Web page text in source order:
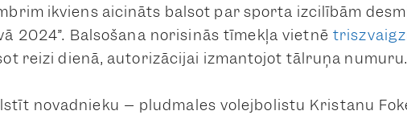
ikviens aicināts balsot par sporta izcilībām
2024”. Balsošana norisinās tīmekļa vietnē
reizi dienā, autorizācijai izmantojot tālruņa numuru.
novadnieku – pludmales volejbolistu Kristanu